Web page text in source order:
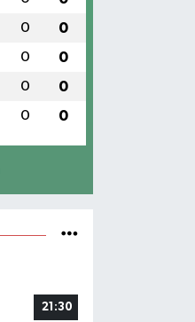
0 0
0 0
0 0
0 0
21:30